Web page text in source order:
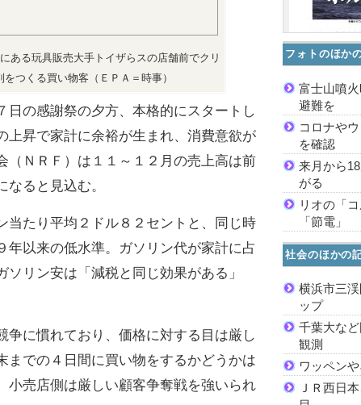
ある玩具販売大手トイザらスの店舗前でクリ
つくる買い物客（ＥＰＡ＝時事）
の感謝祭の夕方、本格的にスタートし
上昇で家計に余裕が生まれ、消費意欲が
（ＮＲＦ）は１１～１２月の売上高は前
ると見込む。
たり平均２ドル８２セントと、同じ時
以来の低水準。ガソリン代が家計に占
リン安は「減税と同じ効果がある」
に慣れており、価格に対する目は厳し
までの４日間に買い物をするかどうかは
小売店側は厳しい顧客争奪戦を強いられ
フォトのほか
富士山噴
避難を
コロナや
を確認
来月から
がる
リオの「
「節電」
社会のほかの
横浜市三
ップ
千葉大な
観測
ワッペン
ＪＲ西日